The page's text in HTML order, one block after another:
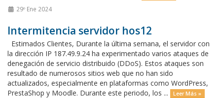
29º Ene 2024
Intermitencia servidor hos12
Estimados Clientes, Durante la última semana, el servidor con
la dirección IP 187.49.9.24 ha experimentado varios ataques de
denegación de servicio distribuido (DDoS). Estos ataques son
resultado de numerosos sitios web que no han sido
actualizados, especialmente en plataformas como WordPress,
PrestaShop y Moodle. Durante este periodo, los ...
Leer Más »